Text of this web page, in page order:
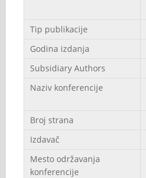
Tip publikacije
Godina izdanja
Subsidiary Authors
Naziv konferencije
Broj strana
Izdavač
Mesto održavanja
konferencije